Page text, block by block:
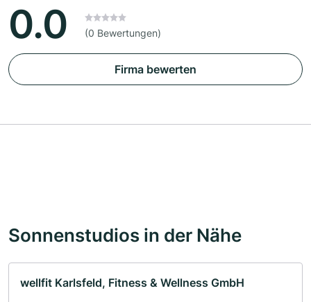
0.0 (0 Bewertungen)
Firma bewerten
Sonnenstudios in der Nähe
wellfit Karlsfeld, Fitness & Wellness GmbH